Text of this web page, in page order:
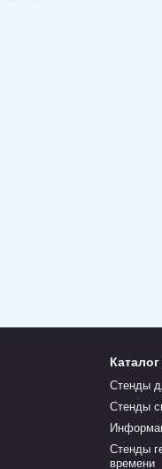
Каталог
Стенды
Стенды
Стенды
времени